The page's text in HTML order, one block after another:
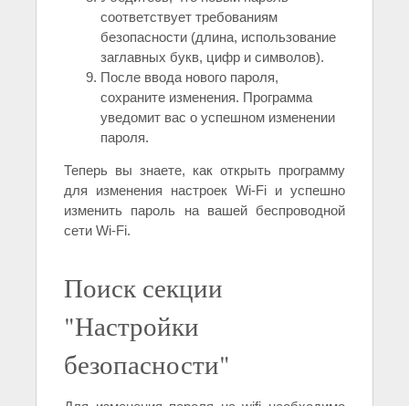
соответствует требованиям
безопасности (длина, использование
заглавных букв, цифр и символов).
После ввода нового пароля,
сохраните изменения. Программа
уведомит вас о успешном изменении
пароля.
Теперь вы знаете, как открыть программу
для изменения настроек Wi-Fi и успешно
изменить пароль на вашей беспроводной
сети Wi-Fi.
Поиск секции
"Настройки
безопасности"